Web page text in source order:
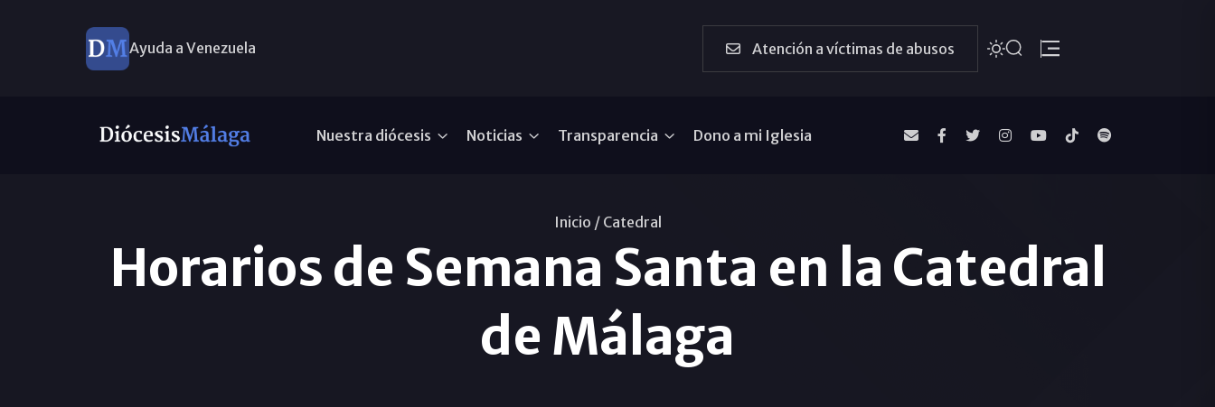
Ayuda a Venezuela Atención a víctimas de abusos
Nuestra diócesis Noticias Transparencia Dono a mi Iglesia
Inicio / Catedral
Horarios de Semana Santa en la Catedral
de Málaga